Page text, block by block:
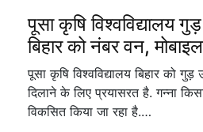
पूसा कृषि विश्वविद्यालय
बिहार को नंबर वन,
पूसा कृषि विश्वविद्यालय बिहार को गुड़
दिलाने के लिए प्रयासरत है. गन्ना
विकसित किया जा रहा है.…